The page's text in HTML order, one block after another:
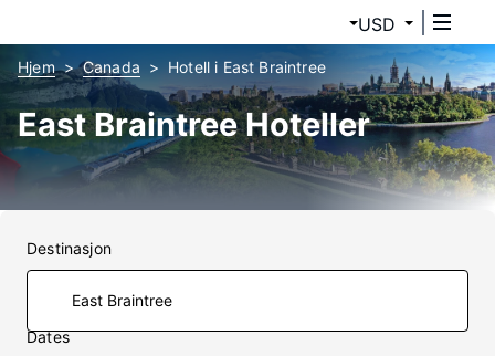
USD
Hjem Canada Hotell i East Braintree
East Braintree Hoteller
Destinasjon
Dates